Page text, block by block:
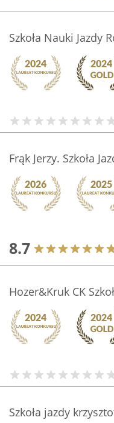
Szkoła Nauki Jazdy
Frąk Jerzy. Szkoła
8.7
Hozer&Kruk CK
Szkoła jazdy